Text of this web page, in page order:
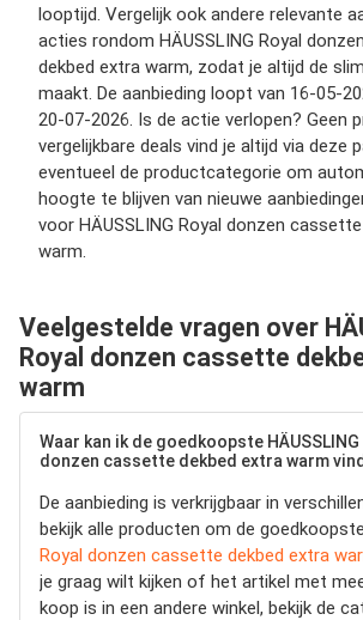
looptijd. Vergelijk ook andere relevante
acties rondom HÄUSSLING Royal
dekbed extra warm, zodat je altijd de
maakt. De aanbieding loopt van 16-05-
20-07-2026. Is de actie verlopen? Geen
vergelijkbare deals vind je altijd via deze
eventueel de productcategorie om
hoogte te blijven van nieuwe
voor HÄUSSLING Royal donzen
warm.
Veelgestelde vragen over
Royal donzen cassette
warm
Waar kan ik de goedkoopste HÄUSSLING
donzen cassette dekbed extra warm
De aanbieding is verkrijgbaar in
bekijk alle producten om de goedkoopste
Royal donzen cassette dekbed extra
je graag wilt kijken of het artikel met
koop is in een andere winkel, bekijk de